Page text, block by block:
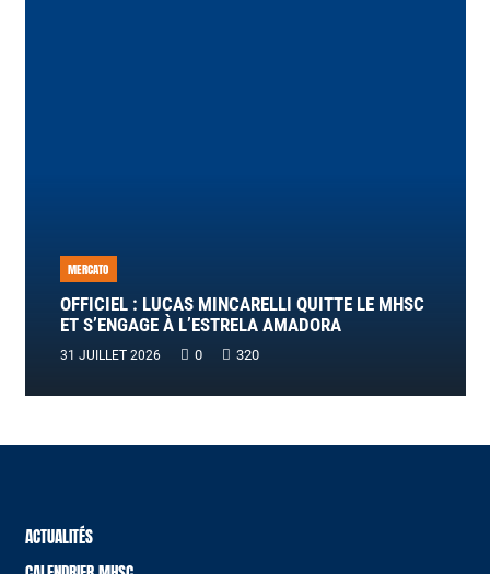
MERCATO
OFFICIEL : LUCAS MINCARELLI QUITTE LE MHSC
ET S’ENGAGE À L’ESTRELA AMADORA
31 JUILLET 2026 0 320
ACTUALITÉS